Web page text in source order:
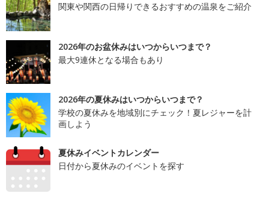
関東や関西の日帰りできるおすすめの温泉をご紹介
2026年のお盆休みはいつからいつまで？
最大9連休となる場合もあり
2026年の夏休みはいつからいつまで？
学校の夏休みを地域別にチェック！夏レジャーを計
画しよう
夏休みイベントカレンダー
日付から夏休みのイベントを探す